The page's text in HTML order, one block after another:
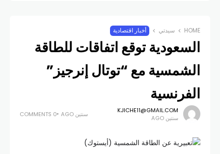
HOME سيدتي أخبار اقتصادية
السعودية توقع اتفاقات للطاقة
الشمسية مع “توتال إنرجيز”
الفرنسية
KJICHE11@GMAIL.COM
سنتين AGO
سنتين AGO 0 COMMENTS